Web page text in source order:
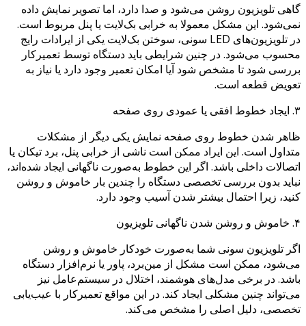
گاهی تلویزیون روشن می‌شود و صدا دارد، اما تصویر نمایش داده
نمی‌شود. این مشکل معمولا به خرابی بک‌لایت یا پنل مربوط است.
در تلویزیون‌های LED سونی، سوختن بک‌لایت یکی از ایرادات رایج
محسوب می‌شود. در چنین شرایطی باید دستگاه توسط تعمیرکار
بررسی شود تا مشخص شود آیا امکان تعمیر وجود دارد یا نیاز به
تعویض قطعه است.
۳. ایجاد خطوط افقی یا عمودی روی صفحه
ظاهر شدن خطوط روی صفحه نمایش یکی دیگر از مشکلات
متداول است. این ایراد ممکن است ناشی از خرابی پنل، برد تیکان یا
اتصالات داخلی باشد. اگر این خطوط به‌صورت ناگهانی ایجاد شده‌اند،
نباید بدون بررسی تخصصی دستگاه را چندین بار خاموش و روشن
کنید، زیرا احتمال بیشتر شدن آسیب وجود دارد.
۴. خاموش و روشن شدن ناگهانی تلویزیون
اگر تلویزیون سونی شما به‌صورت خودکار خاموش و روشن
می‌شود، ممکن است مشکل از مین‌برد، پاور یا نرم‌افزار دستگاه
باشد. در برخی مدل‌های هوشمند، اختلال در سیستم‌عامل نیز
می‌تواند چنین مشکلی ایجاد کند. در این مواقع تعمیرکار با عیب‌یابی
تخصصی، دلیل اصلی را مشخص می‌کند.